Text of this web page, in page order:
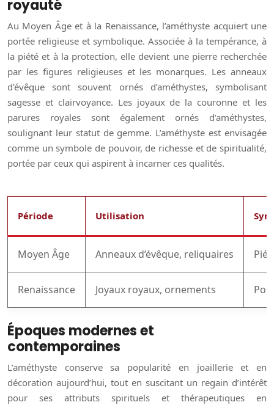
royauté
Au Moyen Âge et à la Renaissance, l’améthyste acquiert une
portée religieuse et symbolique. Associée à la tempérance, à
la piété et à la protection, elle devient une pierre recherchée
par les figures religieuses et les monarques. Les anneaux
d’évêque sont souvent ornés d’améthystes, symbolisant
sagesse et clairvoyance. Les joyaux de la couronne et les
parures royales sont également ornés d’améthystes,
soulignant leur statut de gemme. L’améthyste est envisagée
comme un symbole de pouvoir, de richesse et de spiritualité,
portée par ceux qui aspirent à incarner ces qualités.
Période Utilisation
Moyen Âge Anneaux d’évêque, reliquaires
Renaissance Joyaux royaux, ornements
Époques modernes et
contemporaines
L’améthyste conserve sa popularité en joaillerie et en
décoration aujourd’hui, tout en suscitant un regain d’intérêt
pour ses attributs spirituels et thérapeutiques en